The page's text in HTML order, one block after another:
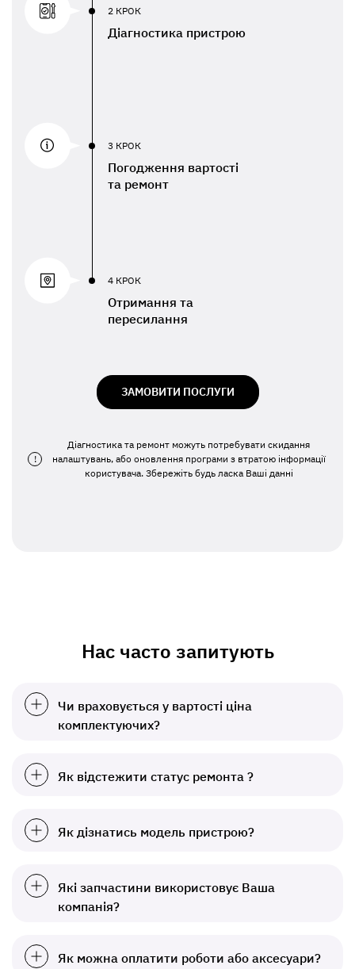
2 КРОК
Діагностика пристрою
3 КРОК
Погодження вартості
та ремонт
4 КРОК
Отримання та
пересилання
ЗАМОВИТИ ПОСЛУГИ
!
Діагностика та ремонт можуть потребувати скидання
налаштувань, або оновлення програми з втратою інформації
користувача. Збережіть будь ласка Ваші данні
Нас часто запитують
Чи враховується у вартості ціна
комплектуючих?
Як відстежити статус ремонта ?
Як дізнатись модель пристрою?
Які запчастини використовує Ваша
компанія?
Як можна оплатити роботи або аксесуари?